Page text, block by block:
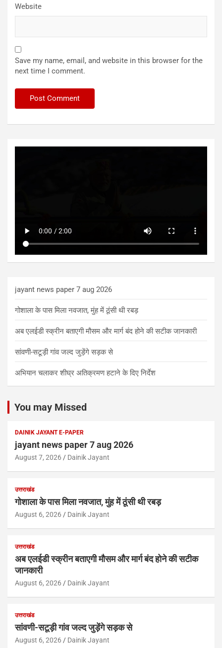
Website
Save my name, email, and website in this browser for the
next time I comment.
jayant news paper 7 aug 2026
गोशाला के पास मिला नवजात, मुंह में ठूंसी थी रबड़
अब एलईडी स्क्रीन बताएगी मौसम और मार्ग बंद होने की सटीक जानकारी
सांवणी-सटूड़ी गांव जल्द जुड़ेंगे सड़क से
अभियान चलाकर शीघ्र अतिक्रमण हटाने के दिए निर्देश
You may Missed
DAINIK JAYANT E-PAPER
jayant news paper 7 aug 2026
August 7, 2026 Dainik Jayant
उत्तराखंड
गोशाला के पास मिला नवजात, मुंह में ठूंसी थी रबड़
August 6, 2026 Dainik Jayant
उत्तराखंड
अब एलईडी स्क्रीन बताएगी मौसम और मार्ग बंद होने की सटीक
जानकारी
August 6, 2026 Dainik Jayant
उत्तराखंड
सांवणी-सटूड़ी गांव जल्द जुड़ेंगे सड़क से
August 6, 2026 Dainik Jayant